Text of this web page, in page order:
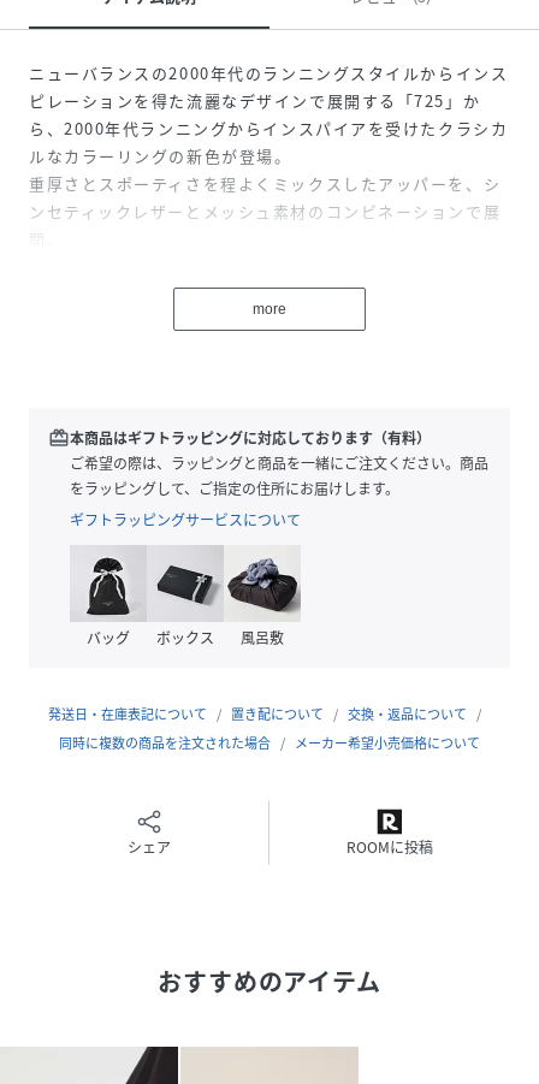
ニューバランスの2000年代のランニングスタイルからインス
ピレーションを得た流麗なデザインで展開する「725」か
ら、2000年代ランニングからインスパイアを受けたクラシカ
ルなカラーリングの新色が登場。
重厚さとスポーティさを程よくミックスしたアッパーを、シ
ンセティックレザーとメッシュ素材のコンビネーションで展
開。
快適な履き心地を提供。
素材 人工皮革 -
サイズ
22.0cm/D(やや細い)、22.5cm/D(やや細い)、
23.0cm/D(やや細い)、23.5cm/D(やや細い)、
24.0cm/D(やや細い)、24.5cm/D(やや細い)、
25.0cm/D(やや細い)、25.5cm/D(やや細い)、
26.0cm/D(やや細い)、26.5cm/D(やや細い)、
27.0cm/D(やや細い)、27.5cm/D(やや細い)、
28.0cm/D(やや細い)、28.5cm/D(やや細い)、
品番
MQ3602_ML725
(ML725-24S1-2-CD-23D MQ3602)
more
redeem本商品はギフトラッピングに対応しております（有料）
ご希望の際は、ラッピングと商品を一緒にご注文ください。商品
をラッピングして、ご指定の住所にお届けします。
ギフトラッピングサービスについて
バッグ ボックス 風呂敷
発送日・在庫表記について 置き配について
交換・返品について
同時に複数の商品を注文された場合
メーカー希望小売価格について
シェア ROOMに投稿
おすすめのアイテム